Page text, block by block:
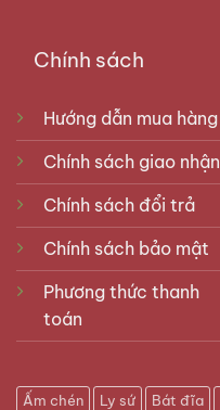
Chính sách
Hướng dẫn mua hàng
Chính sách giao nhận
Chính sách đổi trả
Chính sách bảo mật
Phương thức thanh
toán
Ấm chén Ly sứ Bát đĩa